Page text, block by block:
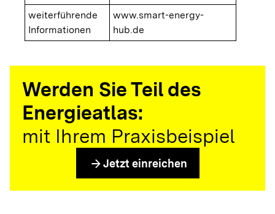
weiterführende
Informationen
www.smart-energy-
hub.de
Werden Sie Teil des
Energieatlas:
mit Ihrem Praxisbeispiel
arrow_forward Jetzt einreichen